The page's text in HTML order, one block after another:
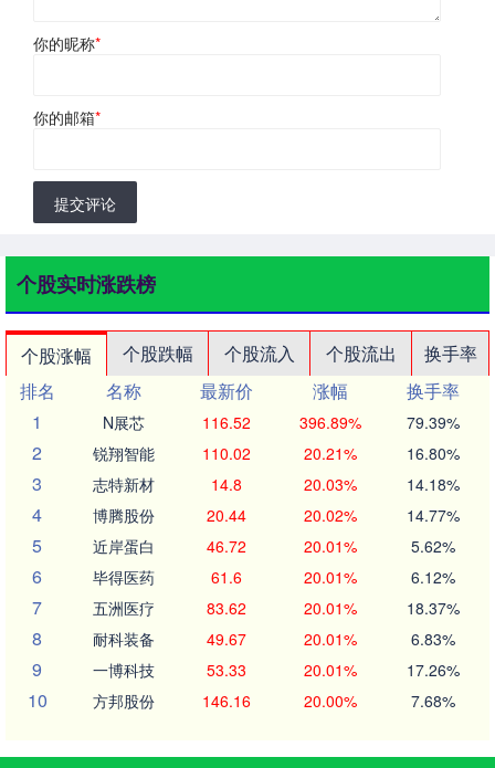
你的昵称*
你的邮箱*
提交评论
个股实时涨跌榜
个股涨幅 个股跌幅 个股流入 个股流出
换手率
排名
名称 最新价 涨幅
换手率
1
N展芯 116.52 396.89% 79.39%
2 锐翔智能 110.02 20.21% 16.80%
3 志特新材 14.8 20.03% 14.18%
4 博腾股份 20.44 20.02% 14.77%
5 近岸蛋白 46.72 20.01% 5.62%
6 毕得医药 61.6 20.01% 6.12%
7 五洲医疗 83.62 20.01% 18.37%
8 耐科装备 49.67 20.01% 6.83%
9 一博科技 53.33 20.01% 17.26%
10 方邦股份 146.16 20.00% 7.68%